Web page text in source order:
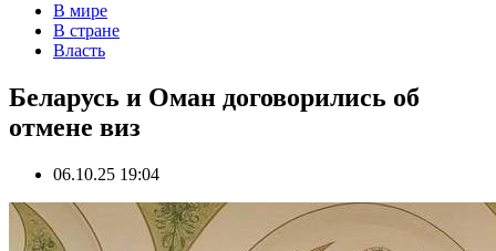
В мире
В стране
Власть
Беларусь и Оман договорились об
отмене виз
06.10.25 19:04